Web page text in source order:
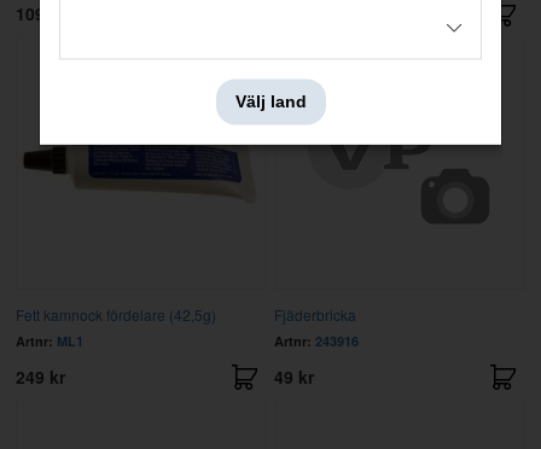
109 kr
Fett kamnock fördelare (42,5g)
Artnr: ML1
249 kr
Fjäderbricka
Artnr: 243916
49 kr
Välj land